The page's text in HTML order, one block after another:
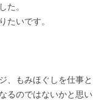
た。
たいです。
、もみほぐしを仕事と
るのではないかと思い